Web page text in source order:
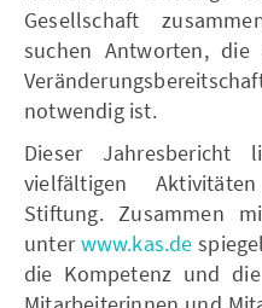
Gesellschaft
suchen Antworten,
notwendig ist.
Dieser
vielfältigen
Stiftung. Zusammen
unterwww.kas.de
die Kompetenz und